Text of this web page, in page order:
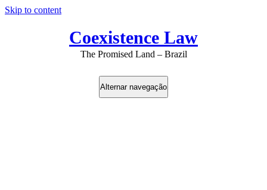
Skip to content
Coexistence Law
The Promised Land – Brazil
Alternar navegação